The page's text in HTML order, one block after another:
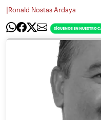
Ronald Nostas Ardaya